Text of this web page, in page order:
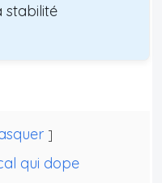
stabilité
qui dope